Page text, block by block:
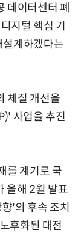
데이터센터 폐
지털 핵심 기
설계하겠다는
체질 개선을
사업을 추진
를 계기로 국
올해 2월 발표
'의 후속 조치
후화된 대전